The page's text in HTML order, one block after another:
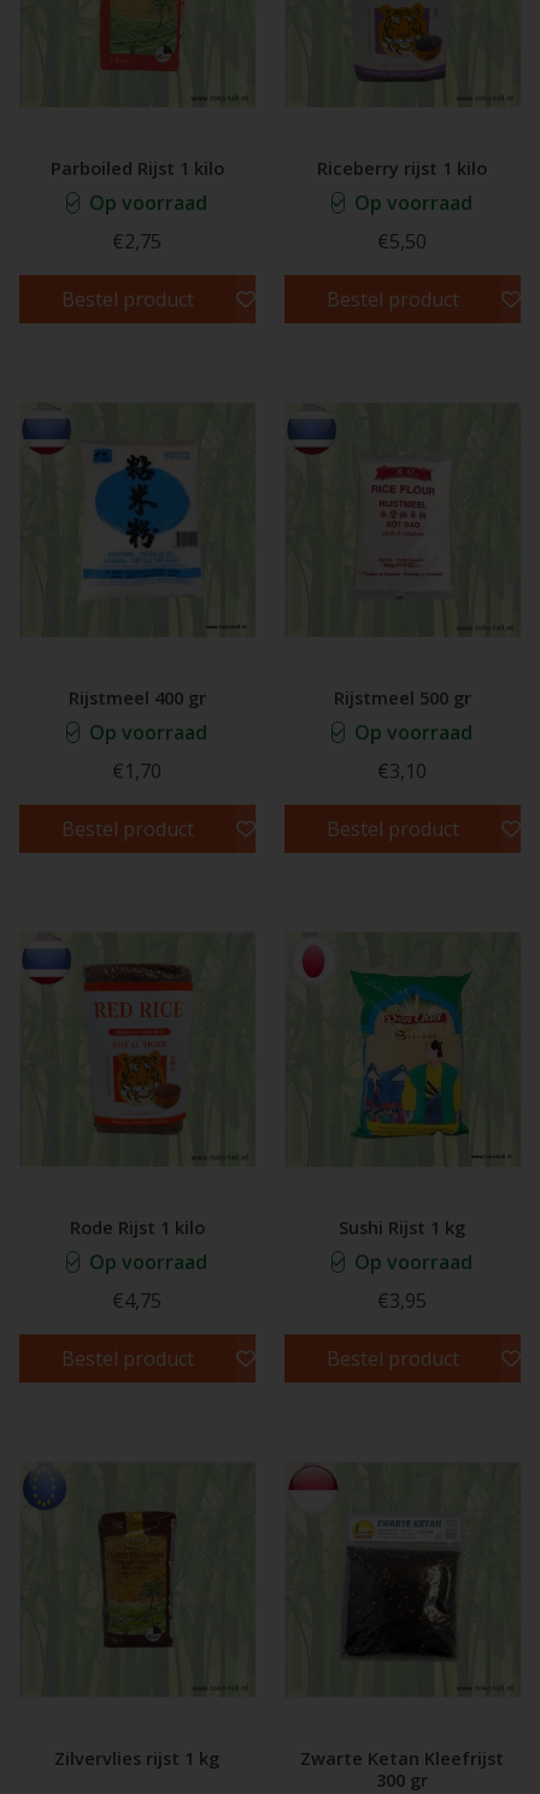
Parboiled Rijst 1 kilo
Op voorraad
€2,75
Bestel product
Riceberry rijst 1 kilo
Op voorraad
€5,50
Bestel product
Rijstmeel 400 gr
Op voorraad
€1,70
Bestel product
Rijstmeel 500 gr
Op voorraad
€3,10
Bestel product
Rode Rijst 1 kilo
Op voorraad
€4,75
Bestel product
Sushi Rijst 1 kg
Op voorraad
€3,95
Bestel product
Zilvervlies rijst 1 kg
Zwarte Ketan Kleefrijst
300 gr